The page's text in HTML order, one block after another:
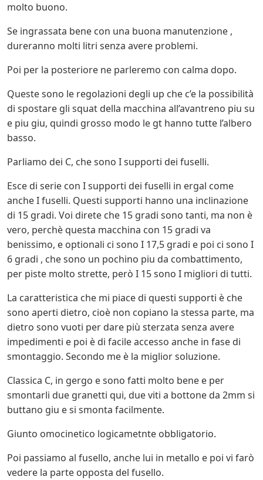
molto buono.
Se ingrassata bene con una buona manutenzione ,
dureranno molti litri senza avere problemi.
Poi per la posteriore ne parleremo con calma dopo.
Queste sono le regolazioni degli up che c’e la possibilità
di spostare gli squat della macchina all’avantreno piu su
e piu giu, quindi grosso modo le gt hanno tutte l’albero
basso.
Parliamo dei C, che sono I supporti dei fuselli.
Esce di serie con I supporti dei fuselli in ergal come
anche I fuselli. Questi supporti hanno una inclinazione
di 15 gradi. Voi direte che 15 gradi sono tanti, ma non è
vero, perchè questa macchina con 15 gradi va
benissimo, e optionali ci sono I 17,5 gradi e poi ci sono I
6 gradi , che sono un pochino piu da combattimento,
per piste molto strette, però I 15 sono I migliori di tutti.
La caratteristica che mi piace di questi supporti è che
sono aperti dietro, cioè non copiano la stessa parte, ma
dietro sono vuoti per dare più sterzata senza avere
impedimenti e poi è di facile accesso anche in fase di
smontaggio. Secondo me è la miglior soluzione.
Classica C, in gergo e sono fatti molto bene e per
smontarli due granetti qui, due viti a bottone da 2mm si
buttano giu e si smonta facilmente.
Giunto omocinetico logicametnte obbligatorio.
Poi passiamo al fusello, anche lui in metallo e poi vi farò
vedere la parte opposta del fusello.